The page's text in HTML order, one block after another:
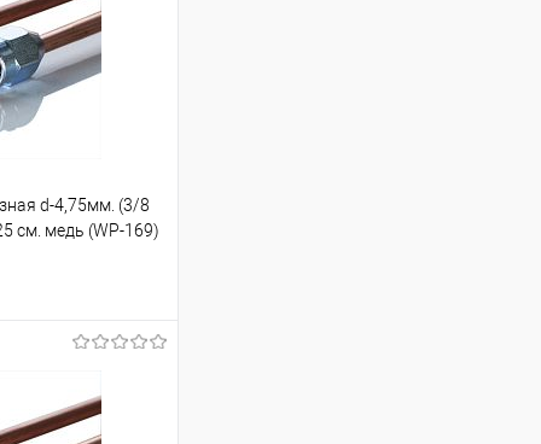
d-4,75мм. (3/8
см. медь (WP-169)
Под заказ